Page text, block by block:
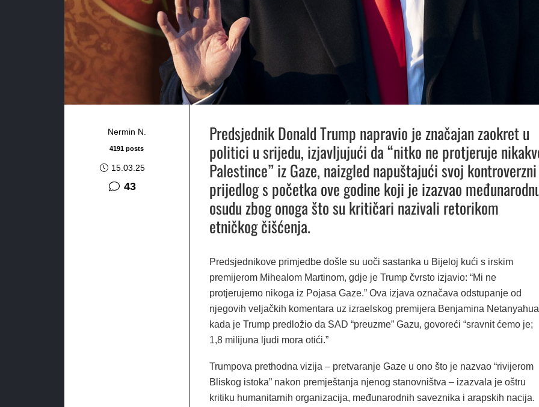
Nermin N.
4191 posts
15.03.25
43komentara
Predsjednik Donald Trump napravio je značajan zaokret u
politici u srijedu, izjavljujući da “nitko ne protjeruje
Palestince” iz Gaze, naizgled napuštajući svoj kontroverzni
prijedlog s početka ove godine koji je izazvao
osudu zbog onoga što su kritičari nazivali retorikom
etničkog čišćenja.
Predsjednikove primjedbe došle su uoči sastanka u Bijeloj kući s irskim
premijerom Mihealom Martinom, gdje je Trump čvrsto izjavio: “Mi ne
protjerujemo nikoga iz Pojasa Gaze.” Ova izjava označava odstupanje od
njegovih veljačkih komentara uz izraelskog premijera Benjamina
kada je Trump predložio da SAD “preuzme” Gazu, govoreći “sravnit ćemo je;
1,8 milijuna ljudi mora otići.”
Trumpova prethodna vizija – pretvaranje Gaze u ono što je nazvao “rivijerom
Bliskog istoka” nakon premještanja njenog stanovništva – izazvala je oštru
kritiku humanitarnih organizacija, međunarodnih saveznika i arapskih nacija.